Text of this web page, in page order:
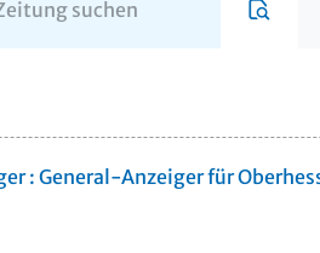
: General-Anzeiger für